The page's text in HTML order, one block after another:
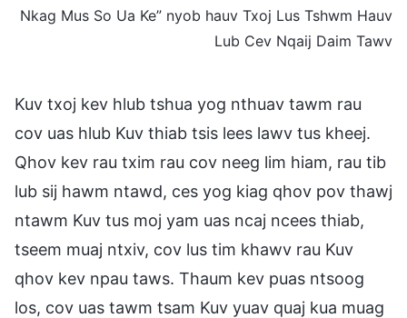
Nkag Mus So Ua Ke” nyob hauv Txoj Lus Tshwm Hauv
Lub Cev Nqaij Daim Tawv
Kuv txoj kev hlub tshua yog nthuav tawm rau
cov uas hlub Kuv thiab tsis lees lawv tus kheej.
Qhov kev rau txim rau cov neeg lim hiam, rau tib
lub sij hawm ntawd, ces yog kiag qhov pov thawj
ntawm Kuv tus moj yam uas ncaj ncees thiab,
tseem muaj ntxiv, cov lus tim khawv rau Kuv
qhov kev npau taws. Thaum kev puas ntsoog
los, cov uas tawm tsam Kuv yuav quaj kua muag